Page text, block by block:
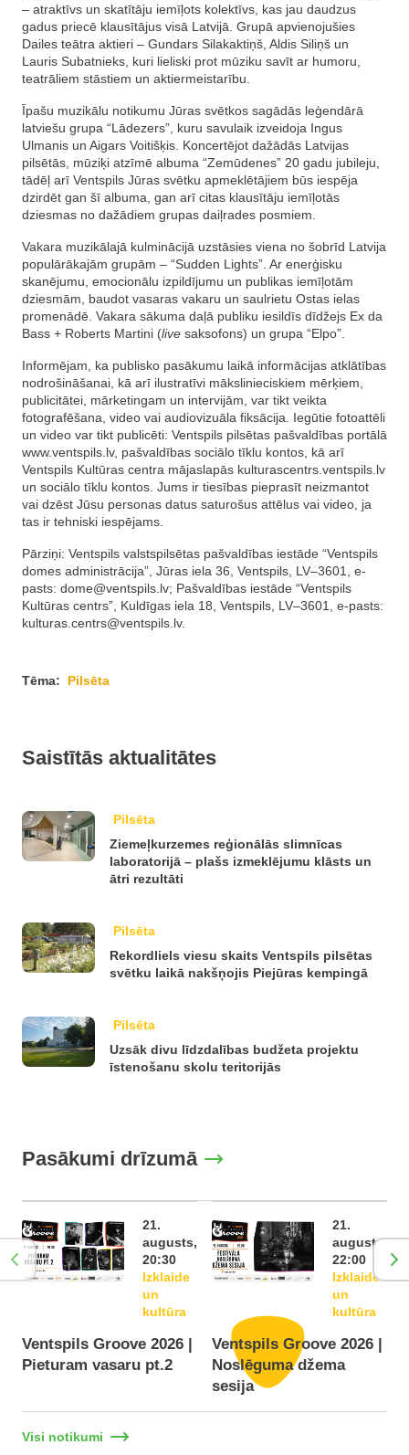
– atraktīvs un skatītāju iemīļots kolektīvs, kas jau daudzus
gadus priecē klausītājus visā Latvijā. Grupā apvienojušies
Dailes teātra aktieri – Gundars Silakaktiņš, Aldis Siliņš un
Lauris Subatnieks, kuri lieliski prot mūziku savīt ar humoru,
teatrāliem stāstiem un aktiermeistarību.
Īpašu muzikālu notikumu Jūras svētkos sagādās leģendārā
latviešu grupa “Lādezers”, kuru savulaik izveidoja Ingus
Ulmanis un Aigars Voitišķis. Koncertējot dažādās Latvijas
pilsētās, mūziķi atzīmē albuma “Zemūdenes” 20 gadu jubileju,
tādēļ arī Ventspils Jūras svētku apmeklētājiem būs iespēja
dzirdēt gan šī albuma, gan arī citas klausītāju iemīļotās
dziesmas no dažādiem grupas daiļrades posmiem.
Vakara muzikālajā kulminācijā uzstāsies viena no šobrīd Latvija
populārākajām grupām – “Sudden Lights”. Ar enerģisku
skanējumu, emocionālu izpildījumu un publikas iemīļotām
dziesmām, baudot vasaras vakaru un saulrietu Ostas ielas
promenādē. Vakara sākuma daļā publiku iesildīs dīdžejs Ex da
Bass + Roberts Martini (live saksofons) un grupa “Elpo”.
Informējam, ka publisko pasākumu laikā informācijas atklātības
nodrošināšanai, kā arī ilustratīvi mākslinieciskiem mērķiem,
publicitātei, mārketingam un intervijām, var tikt veikta
fotografēšana, video vai audiovizuāla fiksācija. Iegūtie fotoattēli
un video var tikt publicēti: Ventspils pilsētas pašvaldības portālā
www.ventspils.lv, pašvaldības sociālo tīklu kontos, kā arī
Ventspils Kultūras centra mājaslapās kulturascentrs.ventspils.lv
un sociālo tīklu kontos. Jums ir tiesības pieprasīt neizmantot
vai dzēst Jūsu personas datus saturošus attēlus vai video, ja
tas ir tehniski iespējams.
Pārziņi: Ventspils valstspilsētas pašvaldības iestāde “Ventspils
domes administrācija”, Jūras iela 36, Ventspils, LV–3601, e-
pasts: dome@ventspils.lv; Pašvaldības iestāde “Ventspils
Kultūras centrs”, Kuldīgas iela 18, Ventspils, LV–3601, e-pasts:
kulturas.centrs@ventspils.lv.
Tēma: Pilsēta
Saistītās aktualitātes
Pilsēta
Ziemeļkurzemes reģionālās slimnīcas
laboratorijā – plašs izmeklējumu klāsts un
ātri rezultāti
Pilsēta
Rekordliels viesu skaits Ventspils pilsētas
svētku laikā nakšņojis Piejūras kempingā
Pilsēta
Uzsāk divu līdzdalības budžeta projektu
īstenošanu skolu teritorijās
Pasākumi drīzumā
21.
augusts,
20:30
Izklaide
un
kultūra
Ventspils Groove 2026 |
Pieturam vasaru pt.2
21.
augusts,
22:00
Izklaide
un
kultūra
Ventspils Groove 2026 |
Noslēguma džema
sesija
Visi notikumi